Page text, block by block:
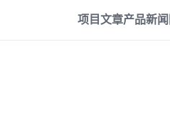
项目文章产品新闻